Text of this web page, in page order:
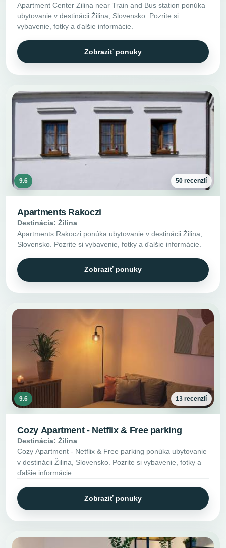
Apartment Center Zilina near Train and Bus station ponúka
ubytovanie v destinácii Žilina, Slovensko. Pozrite si
vybavenie, fotky a ďalšie informácie.
Zobraziť ponuky
9.6 50 recenzií
Apartments Rakoczi
Destinácia: Žilina
Apartments Rakoczi ponúka ubytovanie v destinácii Žilina,
Slovensko. Pozrite si vybavenie, fotky a ďalšie informácie.
Zobraziť ponuky
9.6 13 recenzií
Cozy Apartment - Netflix & Free parking
Destinácia: Žilina
Cozy Apartment - Netflix & Free parking ponúka ubytovanie
v destinácii Žilina, Slovensko. Pozrite si vybavenie, fotky a
ďalšie informácie.
Zobraziť ponuky